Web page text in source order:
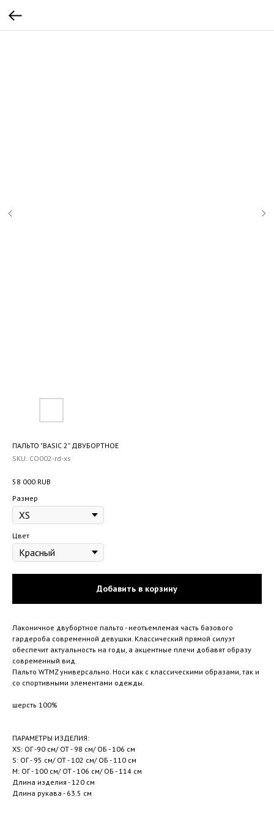
ПАЛЬТО "BASIC 2" ДВУБОРТНОЕ
SKU: CO002-rd-xs
58 000 RUB
Размер
Цвет
Добавить в корзину
Лаконичное двубортное пальто - неотъемлемая часть базового
гардероба современной девушки. Классический прямой силуэт
обеспечит актуальность на годы, а акцентные плечи добавят образу
современный вид.
Пальто WTMZ универсально. Носи как с классическими образами, так и
со спортивными элементами одежды.
шерсть 100%
ПАРАМЕТРЫ ИЗДЕЛИЯ:
XS: ОГ -90 см/ ОТ - 98 см/ ОБ - 106 см
S: ОГ - 95 см/ ОТ - 102 см/ ОБ - 110 см
M: ОГ - 100 см/ ОТ - 106 см/ ОБ - 114 см
Длина изделия - 120 см
Длина рукава - 63.5 см